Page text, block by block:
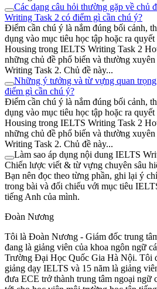
Các dạng câu hỏi thường gặp về chủ
Writing Task 2 có điểm gì cần chú ý?
Điểm cần chú ý là nắm đúng bối cảnh,
dụng vào mục tiêu học tập hoặc ra
Housing trong IELTS Writing Task 2
những chủ đề phổ biến và thường
Writing Task 2. Chủ đề này...
Những ý tưởng và từ vựng quan
điểm gì cần chú ý?
Điểm cần chú ý là nắm đúng bối cảnh,
dụng vào mục tiêu học tập hoặc ra
Housing trong IELTS Writing Task 2
những chủ đề phổ biến và thường
Writing Task 2. Chủ đề này...
Làm sao áp dụng nội dung IELTS
Chiến lược viết & từ vựng chuyên sâu
Bạn nên đọc theo từng phần, ghi lại ý
trong bài và đối chiếu với mục tiêu
tiếng Anh của mình.
Đoàn Nương
Tôi là Đoàn Nương - Giám đốc trung
đang là giảng viên của khoa ngôn ngữ
Trường Đại Học Quốc Gia Hà Nội. Tôi
giảng dạy IELTS và 15 năm là giảng
đưa ECE trở thành trung tâm ngoại ngữ